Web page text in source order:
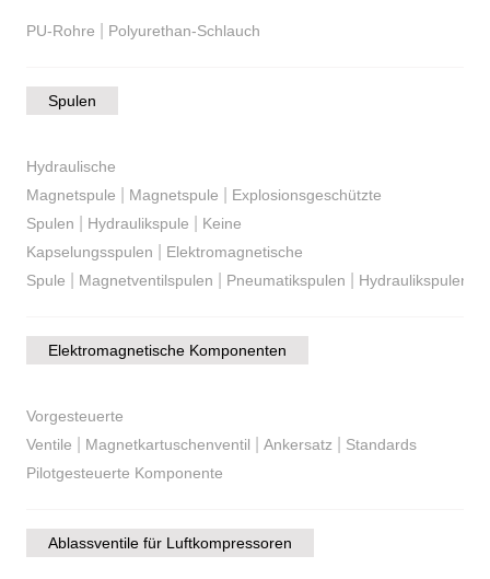
PU-Rohre Polyurethan-Schlauch
Spulen
Hydraulische
Magnetspule
Magnetspule
Explosionsgeschützte
Spulen
Hydraulikspule
Keine
Kapselungsspulen
Elektromagnetische
Spule
Magnetventilspulen Pneumatikspulen Hydraulikspulen
Elektromagnetische Komponenten
Vorgesteuerte
Ventile
Magnetkartuschenventil Ankersatz
Standards
Pilotgesteuerte Komponente
Ablassventile für Luftkompressoren